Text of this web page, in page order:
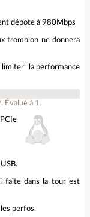
dépote à 980Mbps
tromblon ne donnera
la performance
. Évalué à 1 .
faite dans la tour est
perfos.